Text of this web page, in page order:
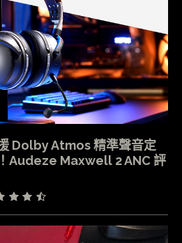
Dolby Atmos 精準聲音定
Audeze Maxwell 2 ANC 評